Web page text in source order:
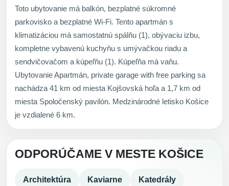
Toto ubytovanie má balkón, bezplatné súkromné
parkovisko a bezplatné Wi-Fi. Tento apartmán s
klimatizáciou má samostatnú spálňu (1), obývaciu izbu,
kompletne vybavenú kuchyňu s umývačkou riadu a
sendvičovačom a kúpeľňu (1). Kúpeľňa má vaňu.
Ubytovanie Apartmán, private garage with free parking sa
nachádza 41 km od miesta Kojšovská hoľa a 1,7 km od
miesta Spoločenský pavilón. Medzinárodné letisko Košice
je vzdialené 6 km.
ODPORÚČAME V MESTE KOŠICE
Architektúra Kaviarne Katedrály